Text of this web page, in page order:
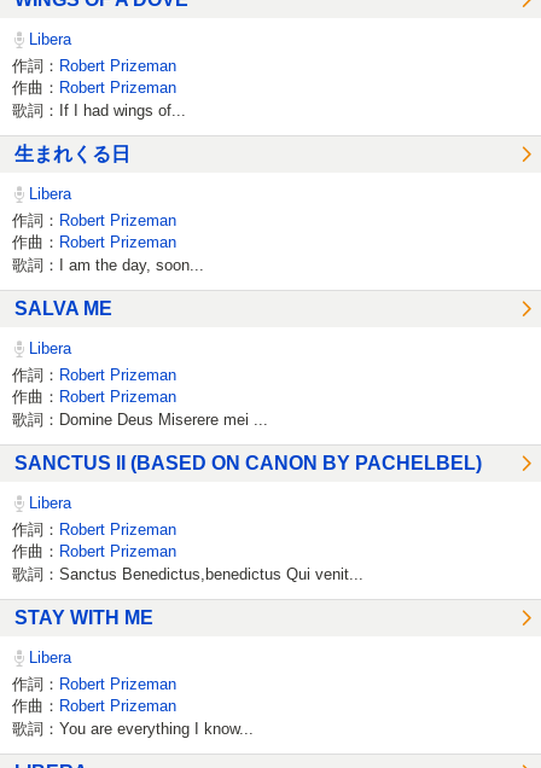
Libera
作詞： Robert Prizeman
作曲： Robert Prizeman
歌詞：If I had wings of...
生まれくる日
Libera
作詞： Robert Prizeman
作曲： Robert Prizeman
歌詞：I am the day, soon...
SALVA ME
Libera
作詞： Robert Prizeman
作曲： Robert Prizeman
歌詞：Domine Deus Miserere mei ...
SANCTUS II (BASED ON CANON BY PACHELBEL)
Libera
作詞： Robert Prizeman
作曲： Robert Prizeman
歌詞：Sanctus Benedictus,benedictus Qui venit...
STAY WITH ME
Libera
作詞： Robert Prizeman
作曲： Robert Prizeman
歌詞：You are everything I know...